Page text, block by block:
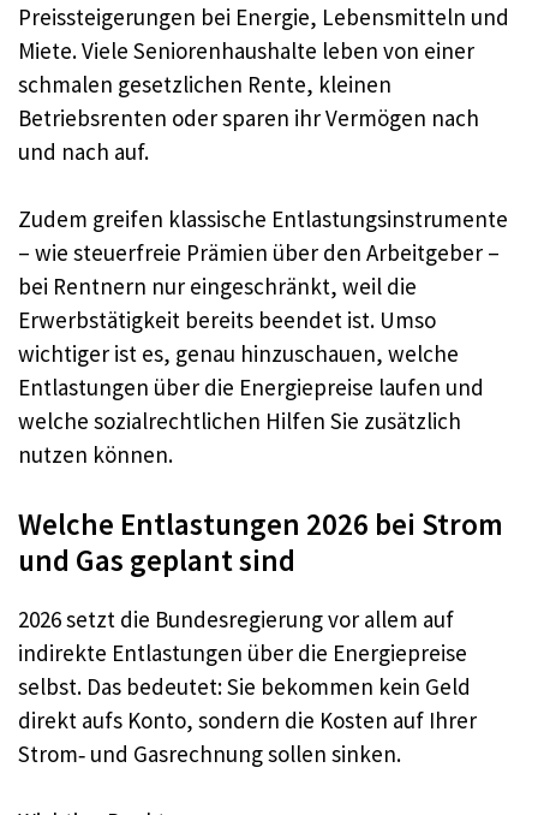
Preissteigerungen bei Energie, Lebensmitteln und
Miete. Viele Seniorenhaushalte leben von einer
schmalen gesetzlichen Rente, kleinen
Betriebsrenten oder sparen ihr Vermögen nach
und nach auf.
Zudem greifen klassische Entlastungsinstrumente
– wie steuerfreie Prämien über den Arbeitgeber –
bei Rentnern nur eingeschränkt, weil die
Erwerbstätigkeit bereits beendet ist. Umso
wichtiger ist es, genau hinzuschauen, welche
Entlastungen über die Energiepreise laufen und
welche sozialrechtlichen Hilfen Sie zusätzlich
nutzen können.
Welche Entlastungen 2026 bei Strom
und Gas geplant sind
2026 setzt die Bundesregierung vor allem auf
indirekte Entlastungen über die Energiepreise
selbst. Das bedeutet: Sie bekommen kein Geld
direkt aufs Konto, sondern die Kosten auf Ihrer
Strom‑ und Gasrechnung sollen sinken.